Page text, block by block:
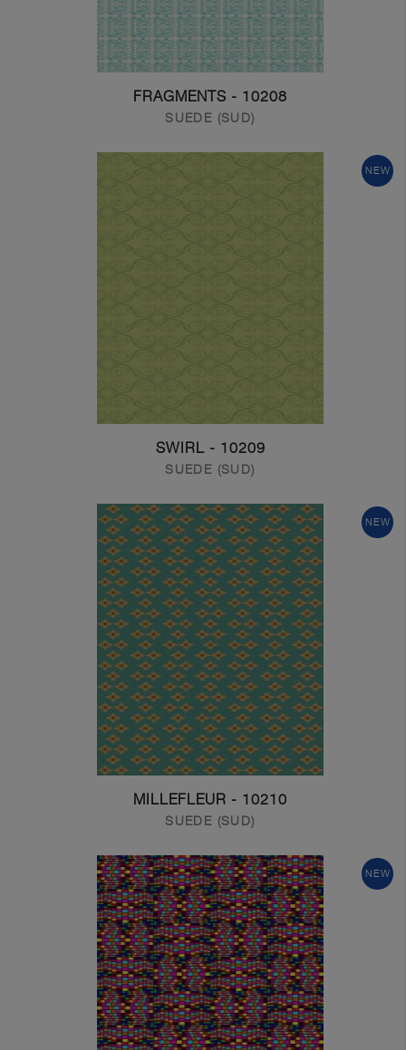
10208 - FRAGMENTS
SUEDE (SUD)
NEW
10209 - SWIRL
SUEDE (SUD)
NEW
10210 - MILLEFLEUR
SUEDE (SUD)
NEW